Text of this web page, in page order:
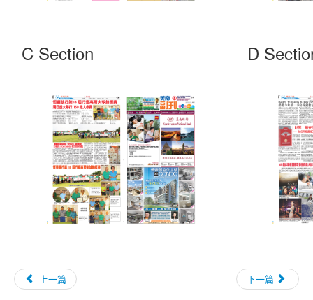
C Section D
上一篇 下一篇